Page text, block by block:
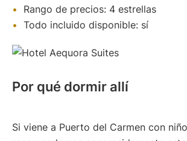
Rango de precios: 4 estrellas
Todo incluido disponible: sí
Por qué dormir allí
Si viene a Puerto del Carmen con